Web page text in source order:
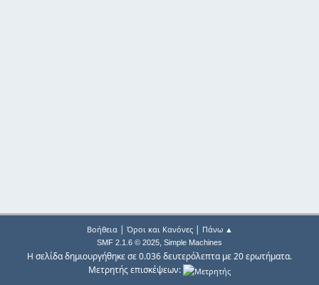
Βοήθεια| Όροι και Κανόνες| Πάνω ▲
SMF 2.1.6 © 2025, Simple Machines
Η σελίδα δημιουργήθηκε σε 0.036 δευτερόλεπτα με 20 ερωτήματα.
Μετρητής επισκέψεων: